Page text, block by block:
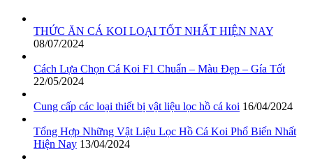
THỨC ĂN CÁ KOI LOẠI TỐT NHẤT HIỆN NAY
08/07/2024
Cách Lựa Chọn Cá Koi F1 Chuẩn – Màu Đẹp – Gía Tốt
22/05/2024
Cung cấp các loại thiết bị vật liệu lọc hồ cá koi 16/04/2024
Tổng Hợp Những Vật Liệu Lọc Hồ Cá Koi Phổ Biến Nhất
Hiện Nay 13/04/2024